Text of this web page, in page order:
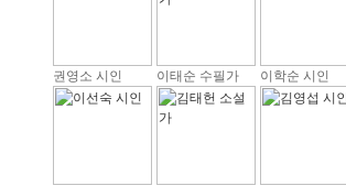
권영소 시인 이태순 수필가 이학순 시인